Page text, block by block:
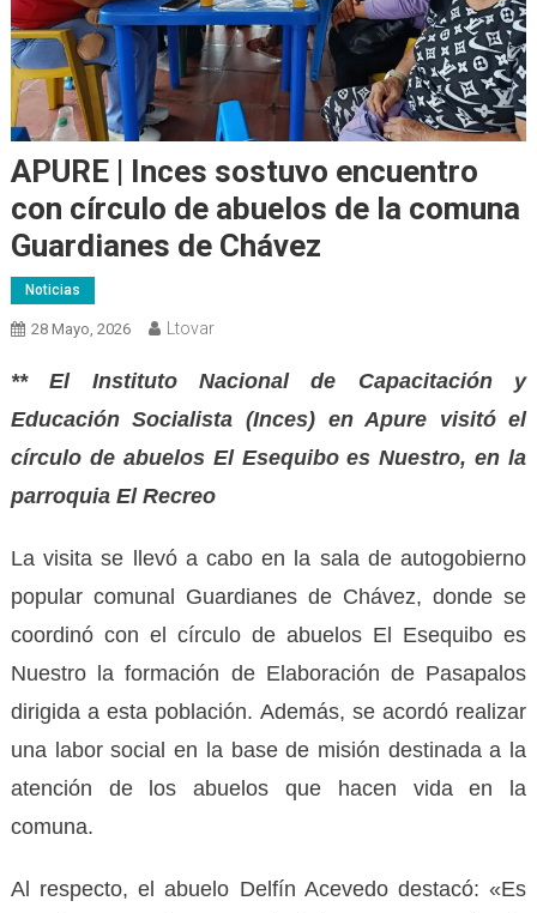
APURE | Inces sostuvo encuentro
con círculo de abuelos de la comuna
Guardianes de Chávez
Noticias
28 Mayo, 2026 Ltovar
** El Instituto Nacional de Capacitación y
Educación Socialista (Inces) en Apure visitó el
círculo de abuelos El Esequibo es Nuestro, en la
parroquia El Recreo
La visita se llevó a cabo en la sala de autogobierno
popular comunal Guardianes de Chávez, donde se
coordinó con el círculo de abuelos El Esequibo es
Nuestro la formación de Elaboración de Pasapalos
dirigida a esta población. Además, se acordó realizar
una labor social en la base de misión destinada a la
atención de los abuelos que hacen vida en la
comuna.
Al respecto, el abuelo Delfín Acevedo destacó: «Es